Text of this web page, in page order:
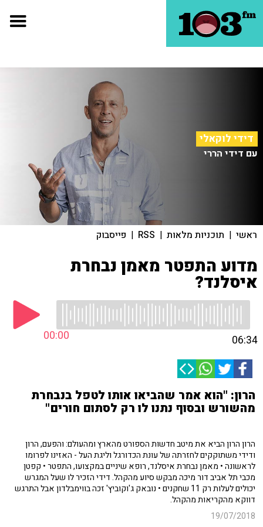
דידי לוקאלי
עם דידי הררי
ראשי | תוכניות מלאות |
RSS
| פייסבוק
מדוע התפטר מאמן נבחרת
איסלנד?
00:00 06:34
הרון: "הוא אמר שהביאו אותו לטפל בנבחרת
מהשורש ובסוף נתנו לו רק לסתום חורים"
הרון הרון הביא את מיטב חדשות הספורט מהארץ ומהעולם: והפעם, הרון
ודידי משתוקקים לחזרתה של עונת הכדורגל וליגת העל - האזינו לפרומו
לראשונה • מאמן נבחרת איסלנד, רופא שיניים במקצועו, התפטר • קפטן
מכבי תל אביב דור מיכה מבקש סיוע מהקהל. דידי הזכיר לו שעל המגרש
יכולים לעלות רק 11 שחקנים • נובאק ג'וקוביץ' זכה בווימבלדון אבל התרגש
דווקא מהקריאות מהקהל.
19/07/2018